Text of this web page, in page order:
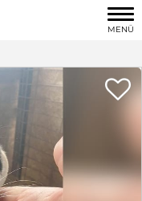
MENÜ
